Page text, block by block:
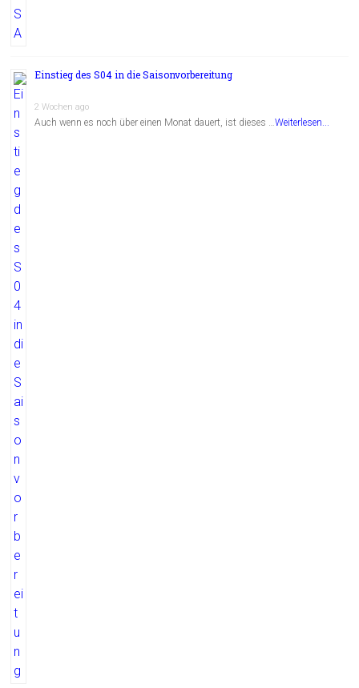
Einstieg des S04 in die Saisonvorbereitung
2 Wochen ago
Auch wenn es noch über einen Monat dauert, ist dieses …Weiterlesen...